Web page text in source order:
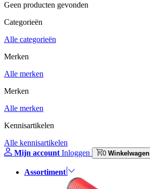
Geen producten gevonden
Categorieën
Alle categorieën
Merken
Alle merken
Merken
Alle merken
Kennisartikelen
Alle kennisartikelen
Mijn account Inloggen 0 Winkelwagen
Assortiment